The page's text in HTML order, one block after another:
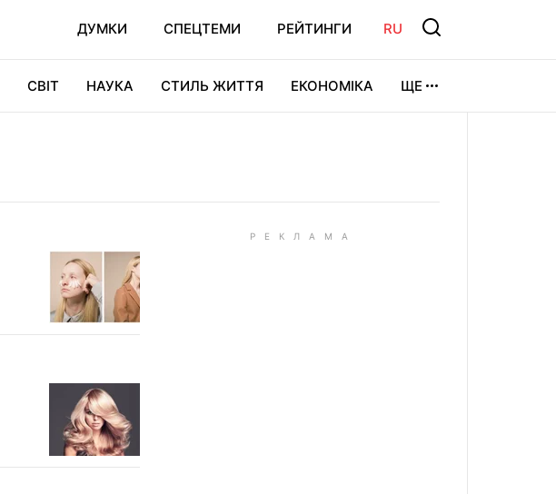
ДУМКИ СПЕЦТЕМИ РЕЙТИНГИ RU
СВІТ НАУКА СТИЛЬ ЖИТТЯ ЕКОНОМІКА ЩЕ